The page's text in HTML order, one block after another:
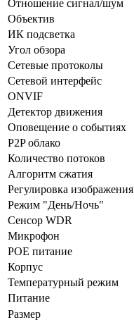
Отношение сигнал/шум
Объектив
ИК подсветка
Угол обзора
Сетевые протоколы
Сетевой интерфейс
ONVIF
Детектор движения
Оповещение о событиях
P2P облако
Количество потоков
Алгоритм сжатия
Регулировка изображения
Режим "День/Ночь"
Сенсор WDR
Микрофон
POE питание
Корпус
Температурный режим
Питание
Размер